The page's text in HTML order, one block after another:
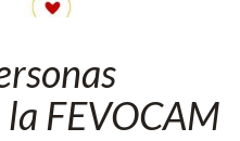
FEVOCAM